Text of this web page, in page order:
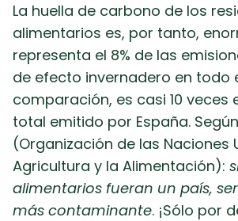
La huella de carbono de los
alimentarios es, por tanto,
representa el 8% de las
de efecto invernadero en todo
comparación, es casi 10 veces
total emitido por España.
(Organización de las Naciones
Agricultura y la Alimentación):
alimentarios fueran un país,
más contaminante. ¡Sólo por